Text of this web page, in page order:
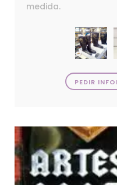
medida.
PEDIR